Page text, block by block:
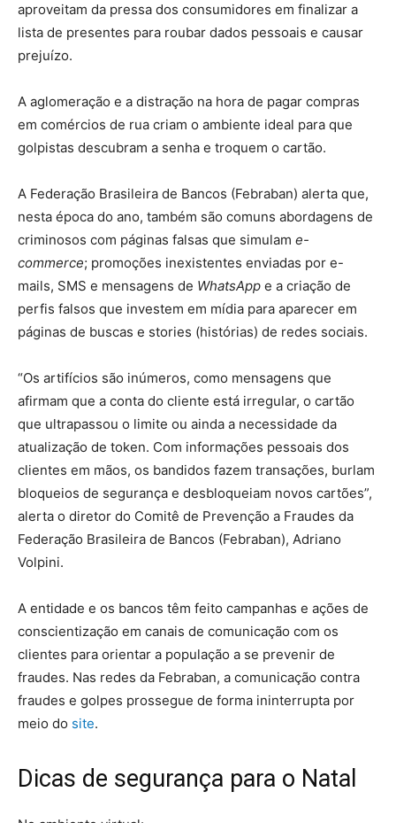
aproveitam da pressa dos consumidores em finalizar a
lista de presentes para roubar dados pessoais e causar
prejuízo.
A aglomeração e a distração na hora de pagar compras
em comércios de rua criam o ambiente ideal para que
golpistas descubram a senha e troquem o cartão.
A Federação Brasileira de Bancos (Febraban) alerta que,
nesta época do ano, também são comuns abordagens de
criminosos com páginas falsas que simulam e-
commerce; promoções inexistentes enviadas por e-
mails, SMS e mensagens de WhatsApp e a criação de
perfis falsos que investem em mídia para aparecer em
páginas de buscas e stories (histórias) de redes sociais.
“Os artifícios são inúmeros, como mensagens que
afirmam que a conta do cliente está irregular, o cartão
que ultrapassou o limite ou ainda a necessidade da
atualização de token. Com informações pessoais dos
clientes em mãos, os bandidos fazem transações, burlam
bloqueios de segurança e desbloqueiam novos cartões”,
alerta o diretor do Comitê de Prevenção a Fraudes da
Federação Brasileira de Bancos (Febraban), Adriano
Volpini.
A entidade e os bancos têm feito campanhas e ações de
conscientização em canais de comunicação com os
clientes para orientar a população a se prevenir de
fraudes. Nas redes da Febraban, a comunicação contra
fraudes e golpes prossegue de forma ininterrupta por
meio do site.
Dicas de segurança para o Natal